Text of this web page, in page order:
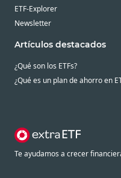
ETF-Explorer
Newsletter
Artículos destacados
¿Qué son los ETFs?
¿Qué es un plan de ahorro en
Te ayudamos a crecer